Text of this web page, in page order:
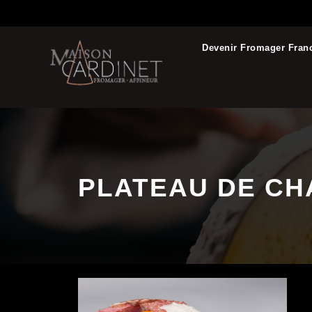
Devenir Fromager
PLATEAU DE